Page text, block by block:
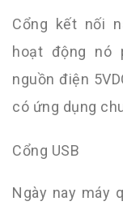
Cổng kết nối
hoạt động nó
nguồn điện
có ứng dụng
Cổng USB
Ngày nay máy